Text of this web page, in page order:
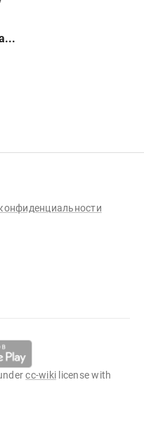
cc-wiki license with